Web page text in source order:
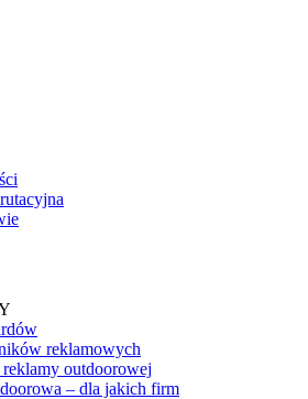
reklamowych
reklamy outdoorowej
– dla jakich firm